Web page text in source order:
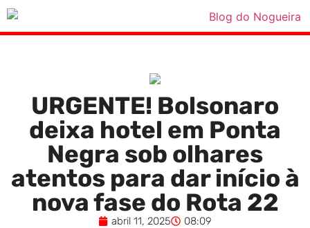
URGENTE! Bolsonaro
deixa hotel em Ponta
Negra sob olhares
atentos para dar início à
nova fase do Rota 22
abril 11, 2025 08:09